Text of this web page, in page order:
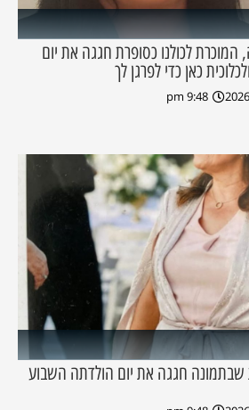
המוכרת לכולנו כסופרת חגגה את יום
כאן כדי לפרגן לך
9:48 pm
חגגה את יום הולדתה השבוע